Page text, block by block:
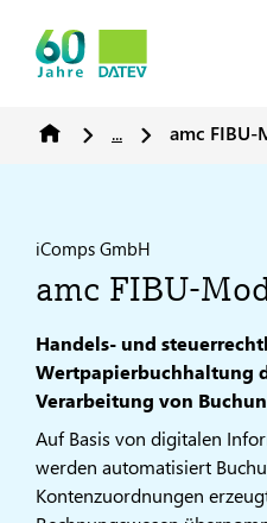
... amc FIBU-
iComps GmbH
amc FIBU-
Handels- und
Wertpapierbuchhaltung
Verarbeitung von
Auf Basis von digitalen
werden automatisiert
Kontenzuordnungen